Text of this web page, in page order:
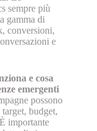
sempre più
gamma di
conversioni,
e
e cosa
emergenti
possono
budget,
importante